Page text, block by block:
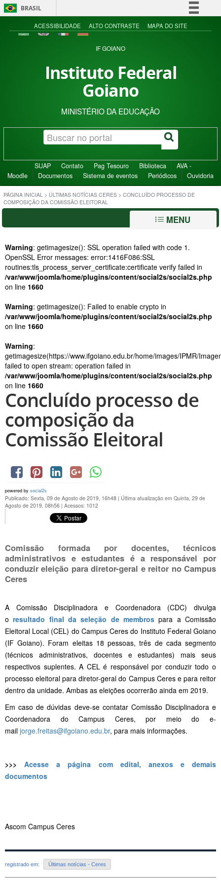
BRASIL
Simplifique!
Acesso à informação
ACESSIBILIDADE ALTO CONTRASTE MAPA DO SITE
IF GOIANO
Instituto Federal
Goiano
MINISTÉRIO DA EDUCAÇÃO
SUAP Contato Pag Tesouro Biblioteca
AVA -
Moodle
Documentos Sistema de eventos Periódicos Ouvidoria
PÁGINA INICIAL > ÚLTIMAS NOTÍCIAS CERES > CONCLUÍDO PROCESSO DE
COMPOSIÇÃO DA COMISSÃO ELEITORAL
MENU
Warning: getimagesize(): SSL operation failed with code 1.
OpenSSL Error messages: error:1416F086:SSL
routines:tls_process_server_certificate:certificate verify failed in
/var/www/joomla/home/plugins/content/social2s/social2s.php
on line 1660
Warning: getimagesize(): Failed to enable crypto in
/var/www/joomla/home/plugins/content/social2s/social2s.php
on line 1660
Warning:
getimagesize(https://www.ifgoiano.edu.br/home/images/IPMR/
failed to open stream: operation failed in
/var/www/joomla/home/plugins/content/social2s/social2s.php
on line 1660
Concluído processo de
composição da
Comissão Eleitoral
powered by social2s
Publicado: Sexta, 09 de Agosto de 2019, 16h48 | Última atualização em Quinta, 29 de
Agosto de 2019, 08h56 | Acessos: 1012
Comissão formada por docentes, técnicos
administrativos e estudantes é a responsável por
conduzir eleição para diretor-geral e reitor no Campus
Ceres
A Comissão Disciplinadora e Coordenadora (CDC) divulga
oresultado final da seleção de membros para a Comissão
Eleitoral Local (CEL) do Campus Ceres do Instituto Federal Goiano
(IF Goiano). Foram eleitas 18 pessoas, três de cada segmento
(técnicos administrativos, docentes e estudantes) mais seus
respectivos suplentes. A CEL é responsável por conduzir todo o
processo eleitoral para diretor-geral do Campus Ceres e para reitor
dentro da unidade. Ambas as eleições ocorrerão ainda em 2019.
Em caso de dúvidas deve-se contatar Comissão Disciplinadora e
Coordenadora do Campus Ceres, por meio do e-
mail jorge.freitas@ifgoiano.edu.br, para mais informações.
>>>Acesse a página com edital, anexos e demais
documentos
Ascom Campus Ceres
registrado em: Últimas notícias - Ceres